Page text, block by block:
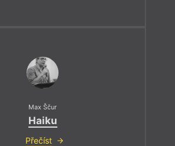
Max Ščur
Haiku
Přečíst